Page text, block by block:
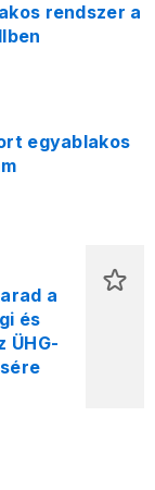
rendszer a
egyablakos
a
és
ÜHG-